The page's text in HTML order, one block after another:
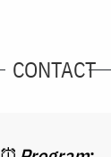
CONTACT